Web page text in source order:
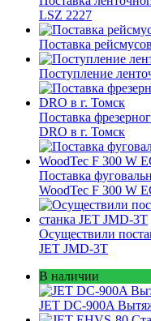
LSZ 2227
Поставка
Поступление
Поставка
DRO в г. Томск
Поставка
WoodTec F 300 W
Осуществили
JET JMD-3T
В наличии
JET DC-900A